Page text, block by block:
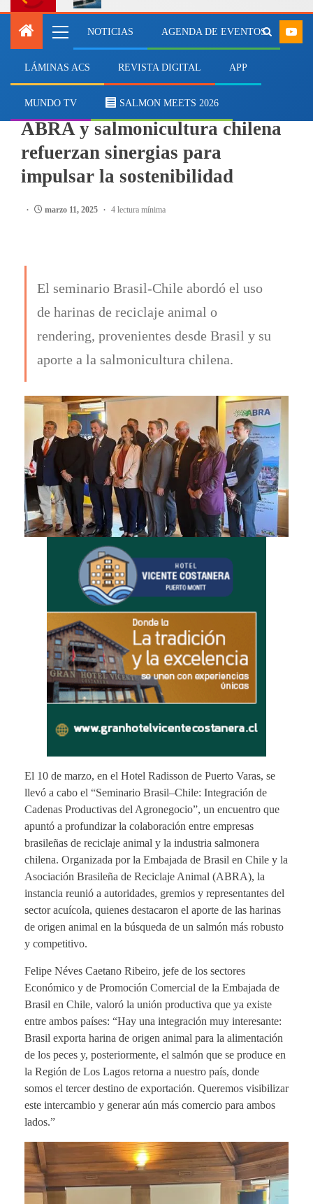
NOTICIAS AGENDA DE EVENTOS
LÁMINAS ACS REVISTA DIGITAL APP
MUNDO TV SALMON MEETS 2026
Con harinas de reciclaje animal,
ABRA y salmonicultura chilena
refuerzan sinergias para
impulsar la sostenibilidad
marzo 11, 2025 4 lectura mínima
El seminario Brasil-Chile abordó el uso
de harinas de reciclaje animal o
rendering, provenientes desde Brasil y su
aporte a la salmonicultura chilena.
El 10 de marzo, en el Hotel Radisson de Puerto Varas, se
llevó a cabo el “Seminario Brasil–Chile: Integración de
Cadenas Productivas del Agronegocio”, un encuentro que
apuntó a profundizar la colaboración entre empresas
brasileñas de reciclaje animal y la industria salmonera
chilena. Organizada por la Embajada de Brasil en Chile y la
Asociación Brasileña de Reciclaje Animal (ABRA), la
instancia reunió a autoridades, gremios y representantes del
sector acuícola, quienes destacaron el aporte de las harinas
de origen animal en la búsqueda de un salmón más robusto
y competitivo.
Felipe Néves Caetano Ribeiro, jefe de los sectores
Económico y de Promoción Comercial de la Embajada de
Brasil en Chile, valoró la unión productiva que ya existe
entre ambos países: “Hay una integración muy interesante:
Brasil exporta harina de origen animal para la alimentación
de los peces y, posteriormente, el salmón que se produce en
la Región de Los Lagos retorna a nuestro país, donde
somos el tercer destino de exportación. Queremos visibilizar
este intercambio y generar aún más comercio para ambos
lados.”